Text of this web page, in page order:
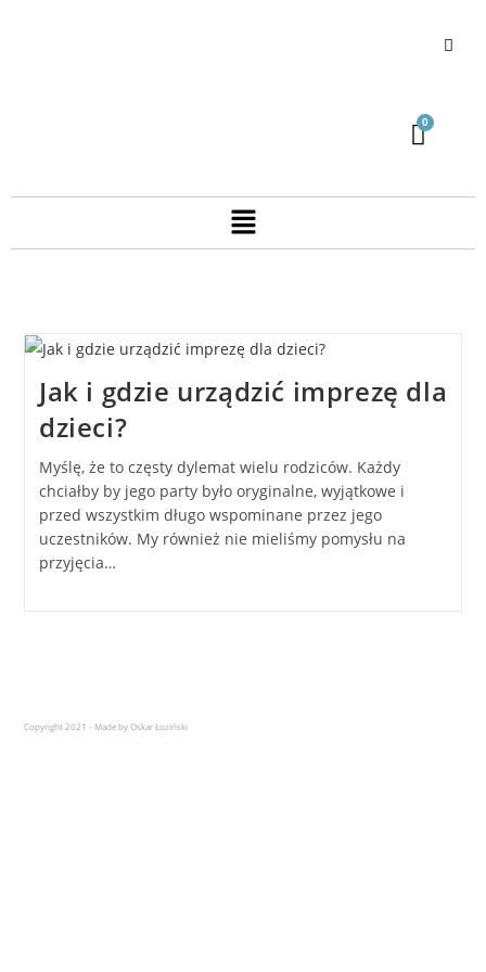
Jak i gdzie urządzić imprezę dla
dzieci?
Myślę, że to częsty dylemat wielu rodziców. Każdy
chciałby by jego party było oryginalne, wyjątkowe i
przed wszystkim długo wspominane przez jego
uczestników. My również nie mieliśmy pomysłu na
przyjęcia…
Copyright 2021 - Made by Oskar Łoziński